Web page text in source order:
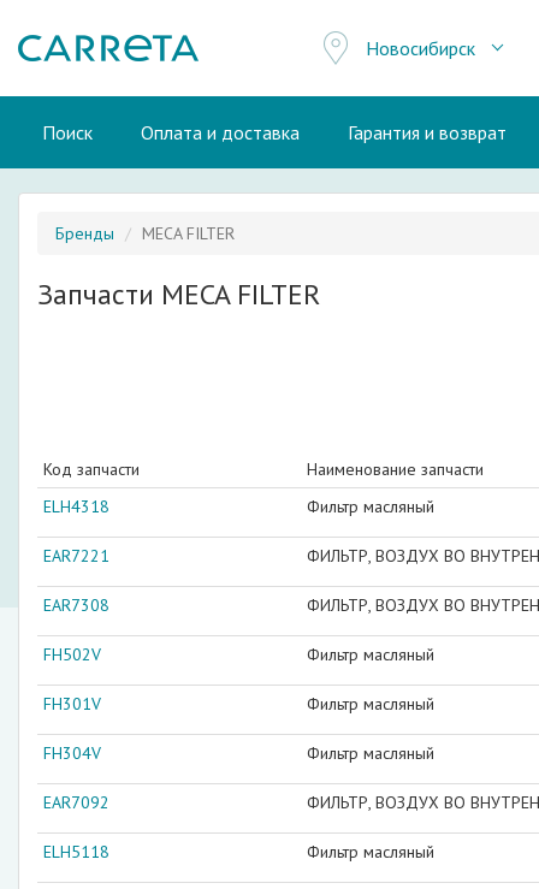
Новосибирск
Поиск Оплата и доставка Гарантия и возврат
Бренды MECA FILTER
Запчасти MECA FILTER
Код запчасти
Наименование запчасти
ELH4318
Фильтр масляный
EAR7221 ФИЛЬТР, ВОЗДУХ ВО
EAR7308 ФИЛЬТР, ВОЗДУХ ВО
FH502V Фильтр масляный
FH301V Фильтр масляный
FH304V Фильтр масляный
EAR7092 ФИЛЬТР, ВОЗДУХ ВО
ELH5118 Фильтр масляный